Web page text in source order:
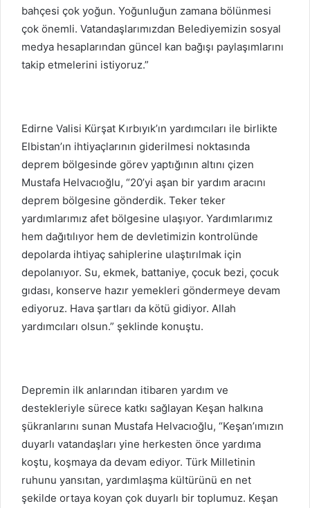
bahçesi çok yoğun. Yoğunluğun zamana bölünmesi
çok önemli. Vatandaşlarımızdan Belediyemizin sosyal
medya hesaplarından güncel kan bağışı paylaşımlarını
takip etmelerini istiyoruz.”
Edirne Valisi Kürşat Kırbıyık’ın yardımcıları ile birlikte
Elbistan’ın ihtiyaçlarının giderilmesi noktasında
deprem bölgesinde görev yaptığının altını çizen
Mustafa Helvacıoğlu, “20’yi aşan bir yardım aracını
deprem bölgesine gönderdik. Teker teker
yardımlarımız afet bölgesine ulaşıyor. Yardımlarımız
hem dağıtılıyor hem de devletimizin kontrolünde
depolarda ihtiyaç sahiplerine ulaştırılmak için
depolanıyor. Su, ekmek, battaniye, çocuk bezi, çocuk
gıdası, konserve hazır yemekleri göndermeye devam
ediyoruz. Hava şartları da kötü gidiyor. Allah
yardımcıları olsun.” şeklinde konuştu.
Depremin ilk anlarından itibaren yardım ve
destekleriyle sürece katkı sağlayan Keşan halkına
şükranlarını sunan Mustafa Helvacıoğlu, “Keşan’ımızın
duyarlı vatandaşları yine herkesten önce yardıma
koştu, koşmaya da devam ediyor. Türk Milletinin
ruhunu yansıtan, yardımlaşma kültürünü en net
şekilde ortaya koyan çok duyarlı bir toplumuz. Keşan